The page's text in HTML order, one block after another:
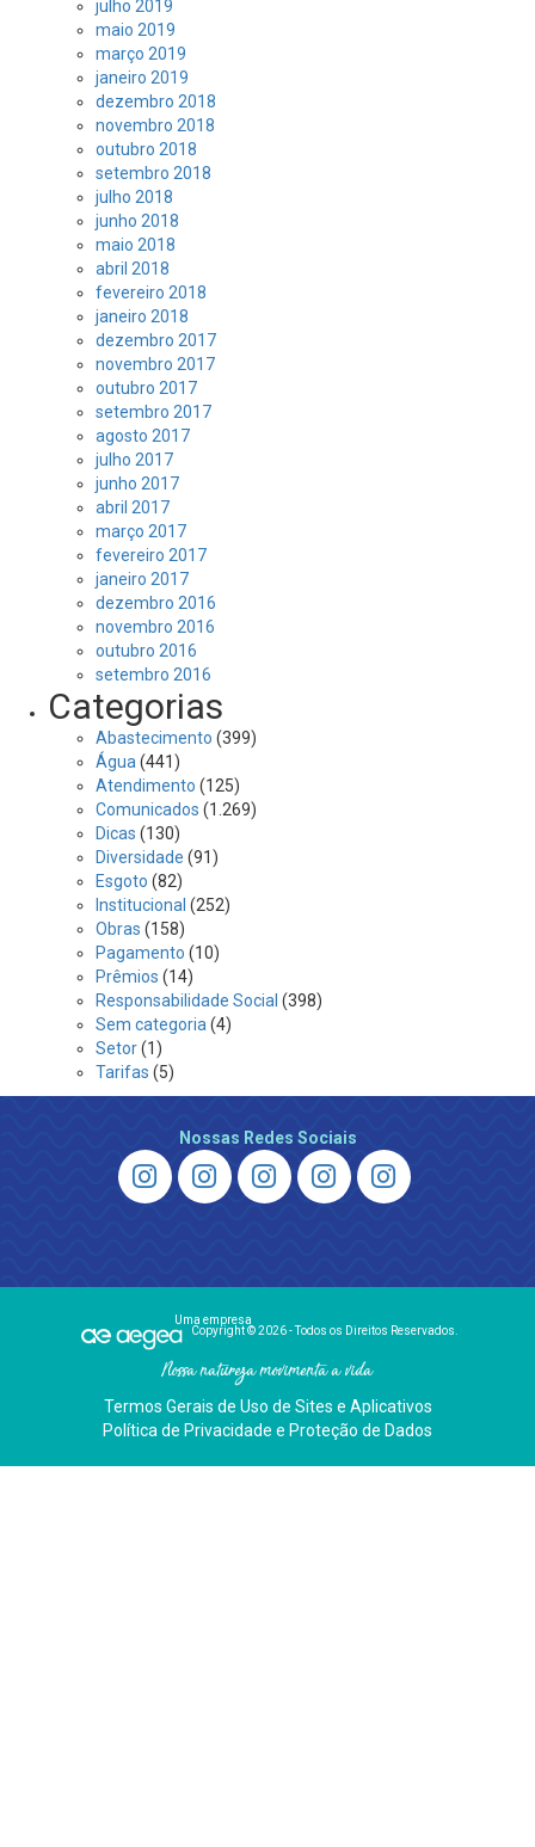
julho 2019
maio 2019
março 2019
janeiro 2019
dezembro 2018
novembro 2018
outubro 2018
setembro 2018
julho 2018
junho 2018
maio 2018
abril 2018
fevereiro 2018
janeiro 2018
dezembro 2017
novembro 2017
outubro 2017
setembro 2017
agosto 2017
julho 2017
junho 2017
abril 2017
março 2017
fevereiro 2017
janeiro 2017
dezembro 2016
novembro 2016
outubro 2016
setembro 2016
Categorias
Abastecimento (399)
Água (441)
Atendimento (125)
Comunicados (1.269)
Dicas (130)
Diversidade (91)
Esgoto (82)
Institucional (252)
Obras (158)
Pagamento (10)
Prêmios (14)
Responsabilidade Social (398)
Sem categoria (4)
Setor(1)
Tarifas (5)
Nossas Redes Sociais
Uma empresa
Copyright © 2026 - Todos os Direitos Reservados.
Nossa natureza movimenta a vida
Termos Gerais de Uso de Sites e Aplicativos
Política de Privacidade e Proteção de Dados